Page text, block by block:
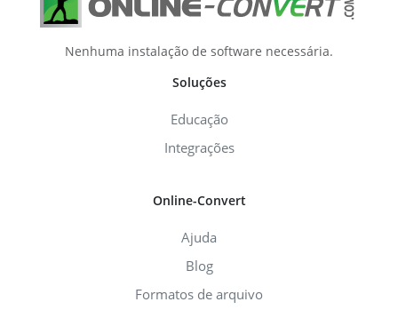
Nenhuma instalação de software necessária.
Soluções
Educação
Integrações
Online-Convert
Ajuda
Blog
Formatos de arquivo